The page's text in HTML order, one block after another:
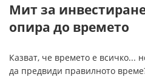
Мит за
опира до времето
Казват, че времето е всичко...
да предвиди правилното